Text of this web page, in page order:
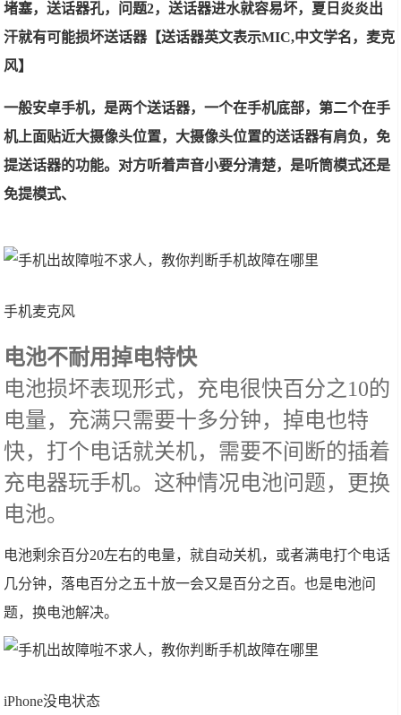
堵塞，送话器孔，问题2，送话器进水就容易坏，夏日炎炎出
汗就有可能损坏送话器【送话器英文表示MIC,中文学名，麦克
风】
一般安卓手机，是两个送话器，一个在手机底部，第二个在手
机上面贴近大摄像头位置，大摄像头位置的送话器有肩负，免
提送话器的功能。对方听着声音小要分清楚，是听筒模式还是
免提模式、
手机麦克风
电池不耐用掉电特快
电池损坏表现形式，充电很快百分之10的
电量，充满只需要十多分钟，掉电也特
快，打个电话就关机，需要不间断的插着
充电器玩手机。这种情况电池问题，更换
电池。
电池剩余百分20左右的电量，就自动关机，或者满电打个电话
几分钟，落电百分之五十放一会又是百分之百。也是电池问
题，换电池解决。
iPhone没电状态